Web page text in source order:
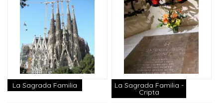
La Sagrada Familia La Sagrada Familia -
Cripta